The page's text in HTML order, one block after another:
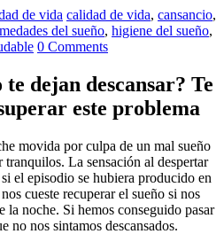
de vida calidad de vida, cansancio,
del sueño, higiene del sueño,
0 Comments
dejan descansar? Te
este problema
movida por culpa de un mal sueño
La sensación al despertar
el episodio se hubiera producido en
cueste recuperar el sueño si nos
la noche. Si hemos conseguido pasar
no nos sintamos descansados.